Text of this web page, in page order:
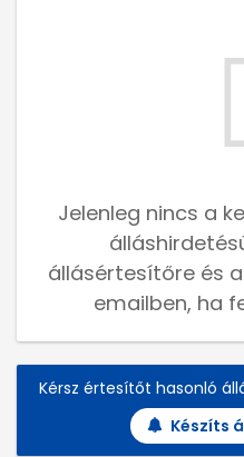
Jelenleg nincs a
állásértesítőre és
emailben, ha
Kérsz értesítőt hasonló
Készíts